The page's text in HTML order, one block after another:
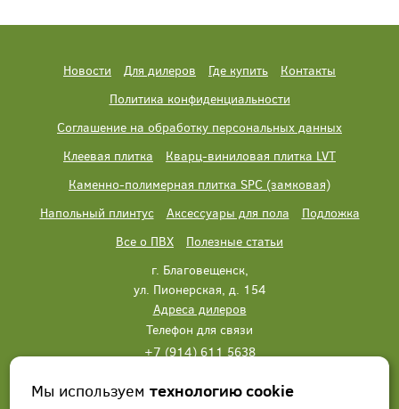
Новости Для дилеров Где купить
Контакты
Политика конфиденциальности
Соглашение на обработку персональных данных
Клеевая плитка
Кварц-виниловая плитка LVT
Каменно-полимерная плитка SPC (замковая)
Напольный плинтус
Аксессуары для пола
Подложка
Все о ПВХ
Полезные статьи
г. Благовещенск,
ул. Пионерская, д. 154
Адреса дилеров
Телефон для связи
+7 (914) 611 5638
Написать нам Заказать звонок
Мы используемтехнологию cookie